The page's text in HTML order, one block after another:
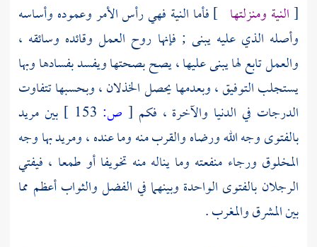
[النية ومنزلتها ] فأما النية فهي رأس الأمر وعموده وأساسه
وأصله الذي عليه يبنى ; فإنها روح العمل وقائده وسائقه ،
والعمل تابع لها يبنى عليها ، يصح بصحتها ويفسد بفسادها وبها
يستجلب التوفيق ، وبعدمها يحصل الخذلان ، وبحسبها تتفاوت
الدرجات في الدنيا والآخرة ، فكم [ ص:
بين مريد
بالفتوى وجه الله ورضاه والقرب منه وما عنده ، ومريد بها وجه
المخلوق ورجاء منفعته وما يناله منه تخويفا أو طمعا ، فيفتي
الرجلان بالفتوى الواحدة وبينهما في الفضل والثواب أعظم مما
بين المشرق والمغرب .